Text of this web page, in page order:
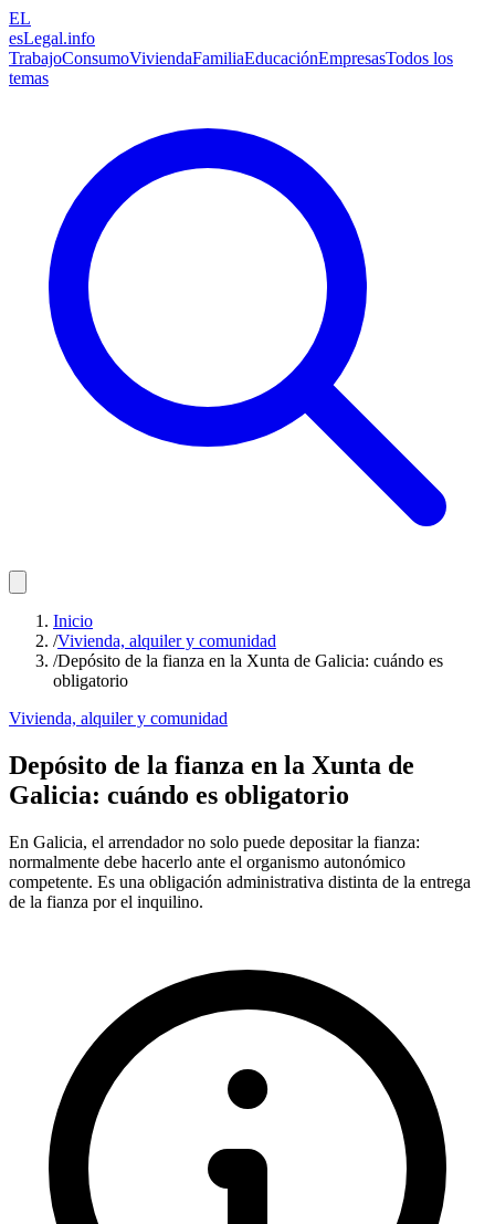
EL
esLegal.info
TrabajoConsumoViviendaFamiliaEducaciónEmpresasTodos los
temas
Inicio
/Vivienda, alquiler y comunidad
/Depósito de la fianza en la Xunta de Galicia: cuándo es
obligatorio
Vivienda, alquiler y comunidad
Depósito de la fianza en la Xunta de
Galicia: cuándo es obligatorio
En Galicia, el arrendador no solo puede depositar la fianza:
normalmente debe hacerlo ante el organismo autonómico
competente. Es una obligación administrativa distinta de la entrega
de la fianza por el inquilino.